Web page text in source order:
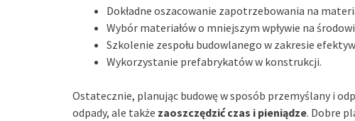
Dokładne oszacowanie zapotrzebowania na
Wybór materiałów o mniejszym wpływie na
Szkolenie zespołu budowlanego w zakresie
Wykorzystanie prefabrykatów w konstrukcji.
Ostatecznie, planując budowę w sposób przemyślany i
odpady, ale także zaoszczędzić czas i pieniądze. Dobre